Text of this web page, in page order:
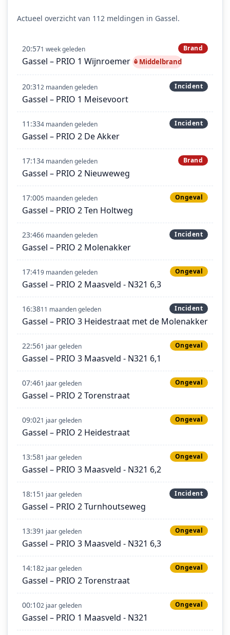
Actueel overzicht van 112 meldingen in Gassel.
20:571 week geleden Brand
Gassel – PRIO 1 Wijnroemer Middelbrand
20:312 maanden geleden Incident
Gassel – PRIO 1 Meisevoort
11:334 maanden geleden Incident
Gassel – PRIO 2 De Akker
17:134 maanden geleden Brand
Gassel – PRIO 2 Nieuweweg
17:005 maanden geleden Ongeval
Gassel – PRIO 2 Ten Holtweg
23:466 maanden geleden Incident
Gassel – PRIO 2 Molenakker
17:419 maanden geleden Ongeval
Gassel – PRIO 2 Maasveld - N321 6,3
16:3811 maanden geleden Incident
Gassel – PRIO 3 Heidestraat met de Molenakker
22:561 jaar geleden Ongeval
Gassel – PRIO 3 Maasveld - N321 6,1
07:461 jaar geleden Ongeval
Gassel – PRIO 2 Torenstraat
09:021 jaar geleden Ongeval
Gassel – PRIO 2 Heidestraat
13:581 jaar geleden Ongeval
Gassel – PRIO 3 Maasveld - N321 6,2
18:151 jaar geleden Incident
Gassel – PRIO 2 Turnhoutseweg
13:391 jaar geleden Ongeval
Gassel – PRIO 3 Maasveld - N321 6,3
14:182 jaar geleden Ongeval
Gassel – PRIO 2 Torenstraat
00:102 jaar geleden Ongeval
Gassel – PRIO 1 Maasveld - N321